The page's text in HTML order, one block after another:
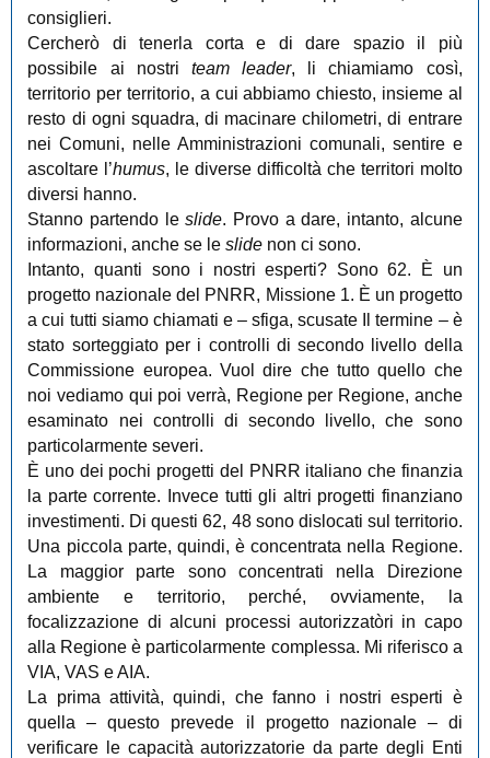
consiglieri.
Cercherò di tenerla corta e di dare spazio il più
possibile ai nostri team leader, li chiamiamo così,
territorio per territorio, a cui abbiamo chiesto, insieme al
resto di ogni squadra, di macinare chilometri, di entrare
nei Comuni, nelle Amministrazioni comunali, sentire e
ascoltare l’humus, le diverse difficoltà che territori molto
diversi hanno.
Stanno partendo leslide. Provo a dare, intanto, alcune
informazioni, anche se leslide non ci sono.
Intanto, quanti sono i nostri esperti? Sono 62. È un
progetto nazionale del PNRR, Missione 1. È un progetto
a cui tutti siamo chiamati e – sfiga, scusate Il termine ‒ è
stato sorteggiato per i controlli di secondo livello della
Commissione europea. Vuol dire che tutto quello che
noi vediamo qui poi verrà, Regione per Regione, anche
esaminato nei controlli di secondo livello, che sono
particolarmente severi.
È uno dei pochi progetti del PNRR italiano che finanzia
la parte corrente. Invece tutti gli altri progetti finanziano
investimenti. Di questi 62, 48 sono dislocati sul territorio.
Una piccola parte, quindi, è concentrata nella Regione.
La maggior parte sono concentrati nella Direzione
ambiente e territorio, perché, ovviamente, la
focalizzazione di alcuni processi autorizzatòri in capo
alla Regione è particolarmente complessa. Mi riferisco a
VIA, VAS e AIA.
La prima attività, quindi, che fanno i nostri esperti è
quella ‒ questo prevede il progetto nazionale ‒ di
verificare le capacità autorizzatorie da parte degli Enti